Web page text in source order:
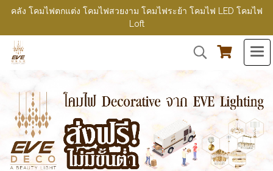
คลัง โคมไฟตกแต่ง โคมไฟสวยงาม โคมไฟระย้า โคมไฟ LED โคมไฟ
Loft